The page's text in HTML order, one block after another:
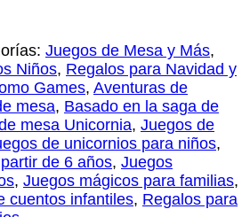
Juegos de Mesa y Más,
Niños, Regalos para Navidad y
Games, Aventuras de
mesa, Basado en la saga de
mesa Unicornia, Juegos de
de unicornios para niños,
de 6 años, Juegos
, Juegos mágicos para familias,
cuentos infantiles, Regalos para